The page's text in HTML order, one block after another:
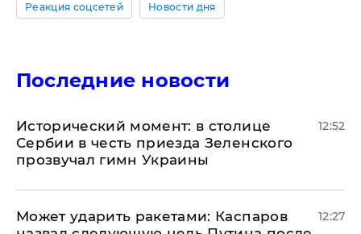
Реакция соцсетей Новости дня
Последние новости
Исторический момент: в столице
Сербии в честь приезда Зеленского
прозвучал гимн Украины
12:52
Может ударить ракетами: Каспаров
12:27